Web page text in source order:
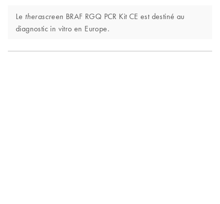
Le therascreen BRAF RGQ PCR Kit CE est destiné au
diagnostic in vitro en Europe.